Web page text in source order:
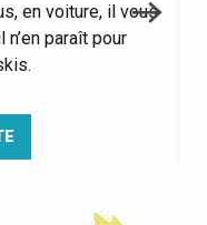
en voiture, il vous
paraît pour